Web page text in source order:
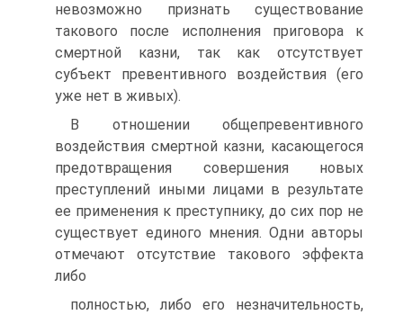
невозможно признать существование
такового после исполнения приговора к
смертной казни, так как отсутствует
субъект превентивного воздействия (его
уже нет в живых).
В отношении общепревентивного
воздействия смертной казни, касающегося
предотвращения совершения новых
преступлений иными лицами в результате
ее применения к преступнику, до сих пор не
существует единого мнения. Одни авторы
отмечают отсутствие такового эффекта
либо
полностью, либо его незначительность,